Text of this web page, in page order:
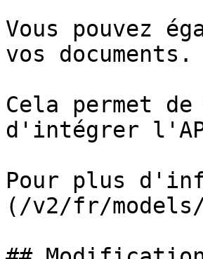
Vous pouvez
vos documents.
Cela permet
d'intégrer
Pour plus
(/v2/fr/